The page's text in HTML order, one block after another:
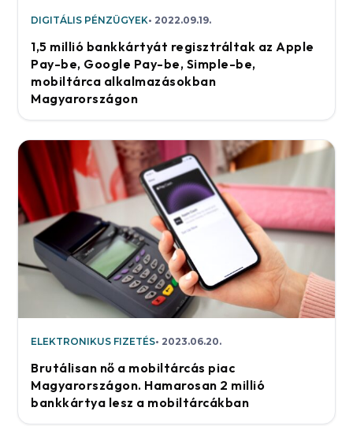
DIGITÁLIS PÉNZÜGYEK 2022.09.19.
1,5 millió bankkártyát regisztráltak az Apple
Pay-be, Google Pay-be, Simple-be,
mobiltárca alkalmazásokban
Magyarországon
ELEKTRONIKUS FIZETÉS 2023.06.20.
Brutálisan nő a mobiltárcás piac
Magyarországon. Hamarosan 2 millió
bankkártya lesz a mobiltárcákban